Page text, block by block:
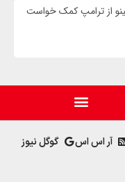
از ترامپ کمک خواست
آر اس اس گوگل نیوز